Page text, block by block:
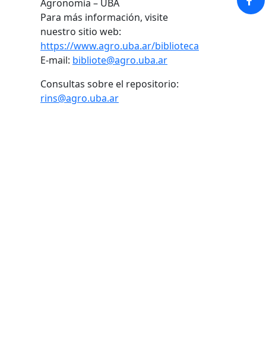
Agronomía – UBA
Para más información, visite
nuestro sitio web:
https://www.agro.uba.ar/biblioteca
E-mail: bibliote@agro.uba.ar
Consultas sobre el repositorio:
rins@agro.uba.ar